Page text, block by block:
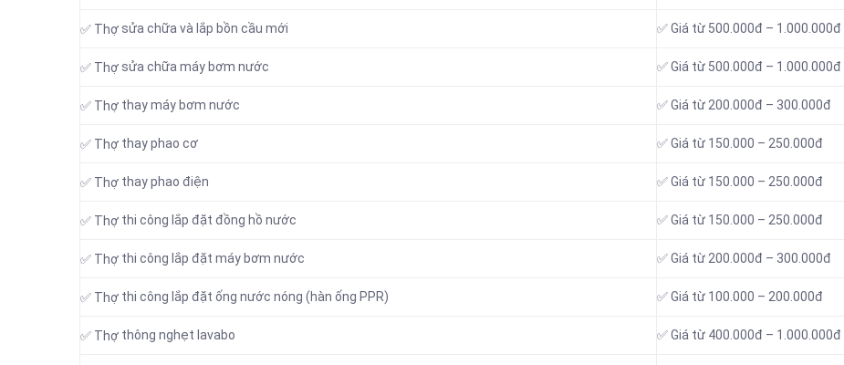
✅ Thợ sửa chữa và lắp bồn cầu mới ✅ Giá từ 500.000đ – 1.000.000đ
✅ Thợ sửa chữa máy bơm nước ✅ Giá từ 500.000đ – 1.000.000đ
✅ Thợ thay máy bơm nước ✅ Giá từ 200.000đ – 300.000đ
✅ Thợ thay phao cơ ✅ Giá từ 150.000 – 250.000đ
✅ Thợ thay phao điện ✅ Giá từ 150.000 – 250.000đ
✅ Thợ thi công lắp đặt đồng hồ nước ✅ Giá từ 150.000 – 250.000đ
✅ Thợ thi công lắp đặt máy bơm nước ✅ Giá từ 200.000đ – 300.000đ
✅ Thợ thi công lắp đặt ống nước nóng (hàn ống PPR) ✅ Giá từ 100.000 – 200.000đ
✅ Thợ thông nghẹt lavabo ✅ Giá từ 400.000đ – 1.000.000đ